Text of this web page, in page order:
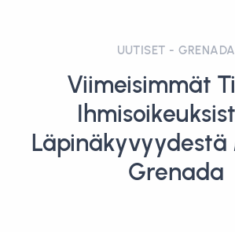
UUTISET - GRENADA
Viimeisimmät
Läpinäkyvyydestä
Grenada